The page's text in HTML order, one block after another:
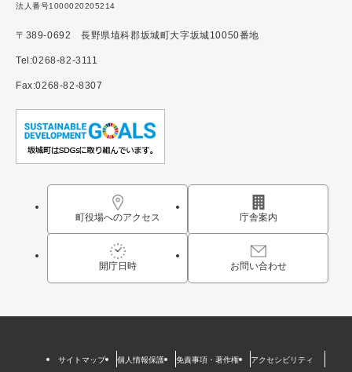
法人番号1000020205214
〒389-0692 長野県埴科郡坂城町大字坂城10050番地
Tel:0268-82-3111
Fax:0268-82-8307
町役場へのアクセス 庁舎案内
開庁日時 お問い合わせ
サイトマップ 個人情報保護 免責事項・著作権
アクセシビリティ